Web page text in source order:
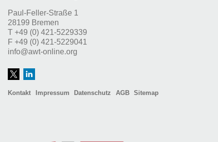
Paul-Feller-Straße 1
28199 Bremen
T +49 (0) 421-5229339
F +49 (0) 421-5229041
info@awt-online.org
Kontakt Impressum Datenschutz AGB Sitemap